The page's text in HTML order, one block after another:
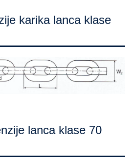
karika lanca klase
lanca klase 70